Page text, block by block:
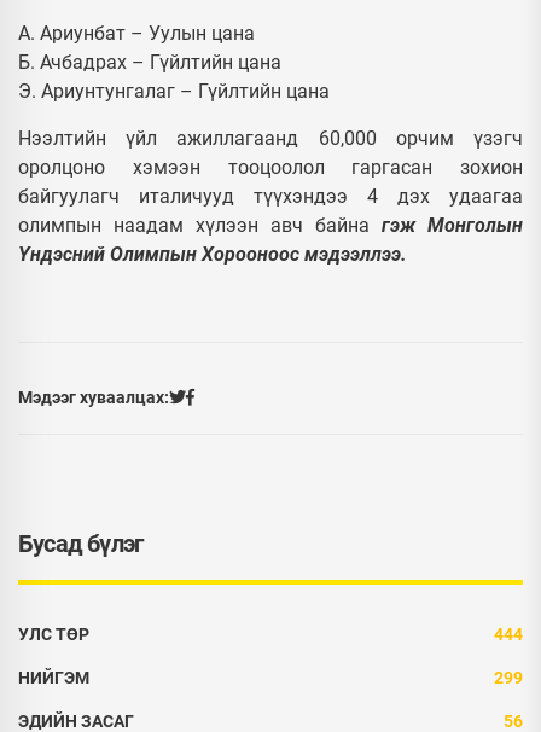
А. Ариунбат – Уулын цана
Б. Ачбадрах – Гүйлтийн цана
Э. Ариунтунгалаг – Гүйлтийн цана
Нээлтийн үйл ажиллагаанд 60,000 орчим үзэгч
оролцоно хэмээн тооцоолол гаргасан зохион
байгуулагч италичууд түүхэндээ 4 дэх удаагаа
олимпын наадам хүлээн авч байна гэж Монголын
Үндэсний Олимпын Хорооноос мэдээллээ.
Мэдээг хуваалцах:
Бусад бүлэг
УЛС ТӨР 444
НИЙГЭМ 299
ЭДИЙН ЗАСАГ 56